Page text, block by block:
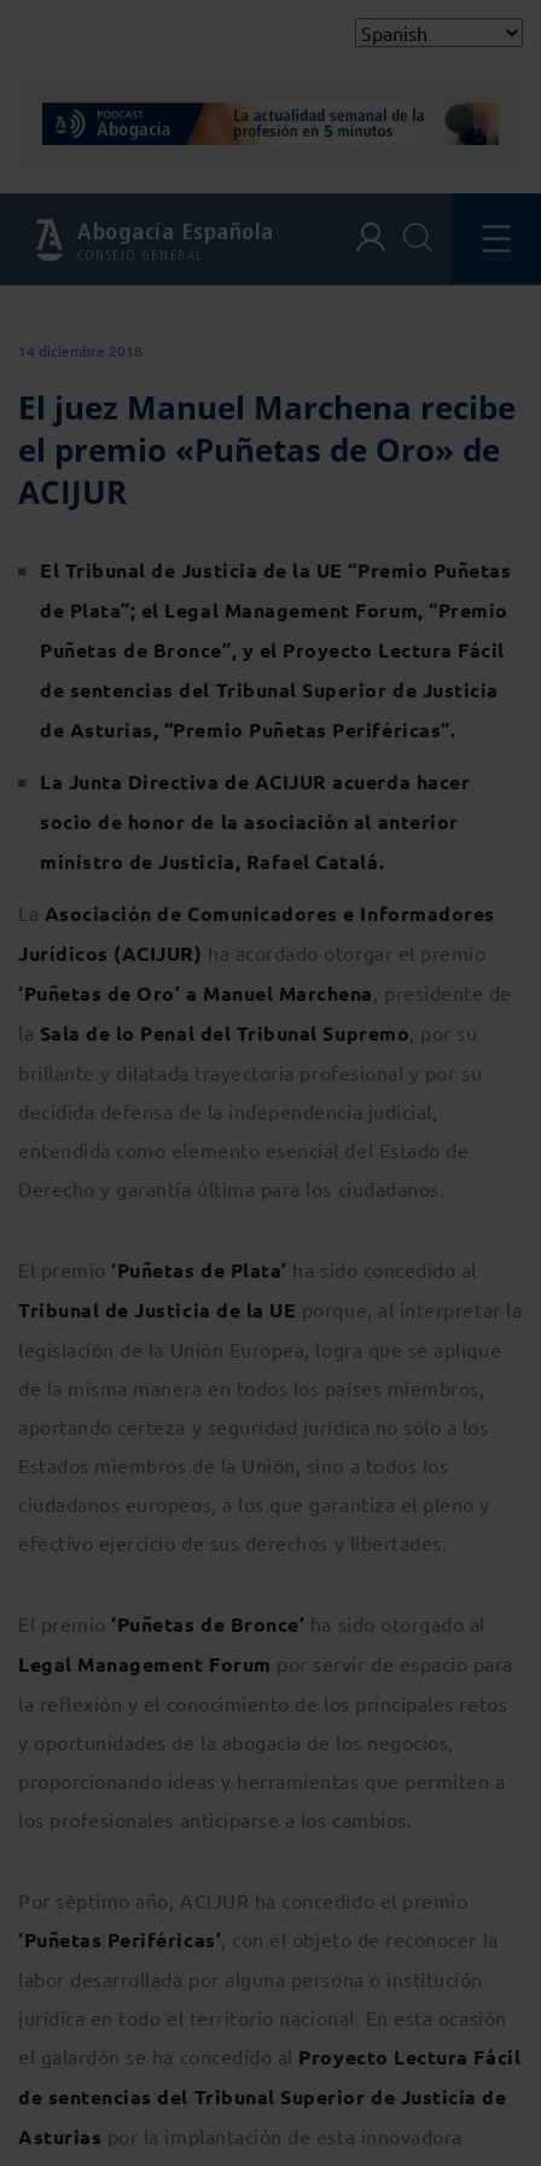
Abogacía Española
CONSEJO GENERAL
14 diciembre 2018
El juez Manuel Marchena recibe
el premio «Puñetas de Oro» de
ACIJUR
El Tribunal de Justicia de la UE “Premio Puñetas
de Plata”; el Legal Management Forum, “Premio
Puñetas de Bronce”, y el Proyecto Lectura Fácil
de sentencias del Tribunal Superior de Justicia
de Asturias, “Premio Puñetas Periféricas”.
La Junta Directiva de ACIJUR acuerda hacer
socio de honor de la asociación al anterior
ministro de Justicia, Rafael Catalá.
La Asociación de Comunicadores e Informadores
Jurídicos (ACIJUR) ha acordado otorgar el premio
‘Puñetas de Oro’ a Manuel Marchena, presidente de
la Sala de lo Penal del Tribunal Supremo, por su
brillante y dilatada trayectoria profesional y por su
decidida defensa de la independencia judicial,
entendida como elemento esencial del Estado de
Derecho y garantía última para los ciudadanos.
El premio ‘Puñetas de Plata’ ha sido concedido al
Tribunal de Justicia de la UE porque, al interpretar la
legislación de la Unión Europea, logra que se aplique
de la misma manera en todos los países miembros,
aportando certeza y seguridad jurídica no sólo a los
Estados miembros de la Unión, sino a todos los
ciudadanos europeos, a los que garantiza el pleno y
efectivo ejercicio de sus derechos y libertades.
El premio ‘Puñetas de Bronce’ ha sido otorgado al
Legal Management Forum por servir de espacio para
la reflexión y el conocimiento de los principales retos
y oportunidades de la abogacía de los negocios,
proporcionando ideas y herramientas que permiten a
los profesionales anticiparse a los cambios.
Por séptimo año, ACIJUR ha concedido el premio
‘Puñetas Periféricas’, con el objeto de reconocer la
labor desarrollada por alguna persona o institución
jurídica en todo el territorio nacional. En esta ocasión
el galardón se ha concedido al Proyecto Lectura Fácil
de sentencias del Tribunal Superior de Justicia de
Asturias por la implantación de esta innovadora